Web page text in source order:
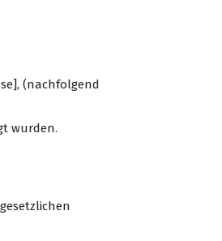
(nachfolgend
wurden.